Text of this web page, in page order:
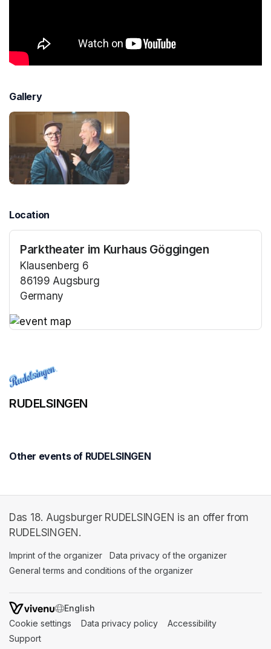
Gallery
Location
Parktheater im Kurhaus Göggingen
Klausenberg 6
86199 Augsburg
Germany
RUDELSINGEN
Other events of RUDELSINGEN
Das 18. Augsburger RUDELSINGEN is an offer from
RUDELSINGEN.
Imprint of the organizer (opens in a new tab)
Data privacy of the organizer
General terms and conditions of the organizer
SWITCH LANGUAGE
Cookie settings (opens in a new tab)
Data privacy policy (opens in a new tab)
Accessibility
Support